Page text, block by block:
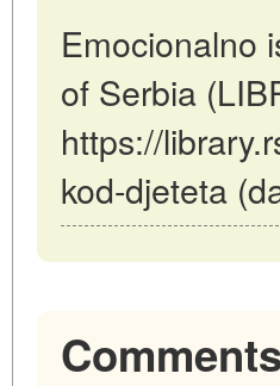
Emocionalno
of Serbia
https://
kod-djeteta